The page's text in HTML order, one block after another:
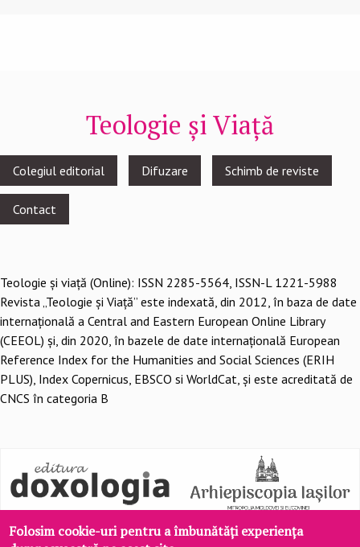
Teologie și Viață
Footer
menu
Colegiul editorial Difuzare Schimb de reviste
Contact
Teologie şi viaţă (Online): ISSN 2285-5564, ISSN-L 1221-5988
Revista „Teologie și Viață” este indexată, din 2012, în baza de date
internațională a Central and Eastern European Online Library
(CEEOL) și, din 2020, în bazele de date internațională European
Reference Index for the Humanities and Social Sciences (ERIH
PLUS), Index Copernicus, EBSCO si WorldCat, și este acreditată de
CNCS în categoria B
Folosim cookie-uri pentru a îmbunătăți experiența